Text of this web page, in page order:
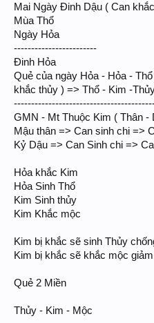
Mai Ngày Đinh Dậu ( Can
Mùa Thổ
Ngày Hỏa
------------------------
Đinh Hỏa
Quẻ của ngày Hỏa - Hỏa -
khắc thủy ) => Thổ - Kim -
GMN - Mt Thuộc Kim ( Thân -
Mậu thân => Can sinh chi =>
Kỷ Dậu => Can Sinh chi =>
Hỏa khắc Kim
Hỏa Sinh Thổ
Kim Sinh thủy
Kim Khắc mộc
Kim bị khắc sẽ sinh Thủy
Kim bị khắc sẽ khắc mộc
Quẻ 2 Miền
Thủy - Kim - Mộc